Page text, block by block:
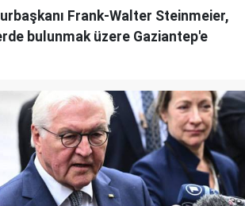
Frank-Walter Steinmeier,
bulunmak üzere Gaziantep'e